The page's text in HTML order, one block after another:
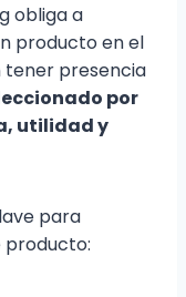
obliga a
producto en el
tener presencia
por
utilidad y
para
producto: